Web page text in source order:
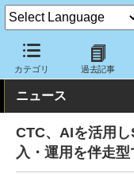
カテゴリ 過去記事
クラウド Watch サー
ニュース
CTC、AIを活用
入・運用を伴走